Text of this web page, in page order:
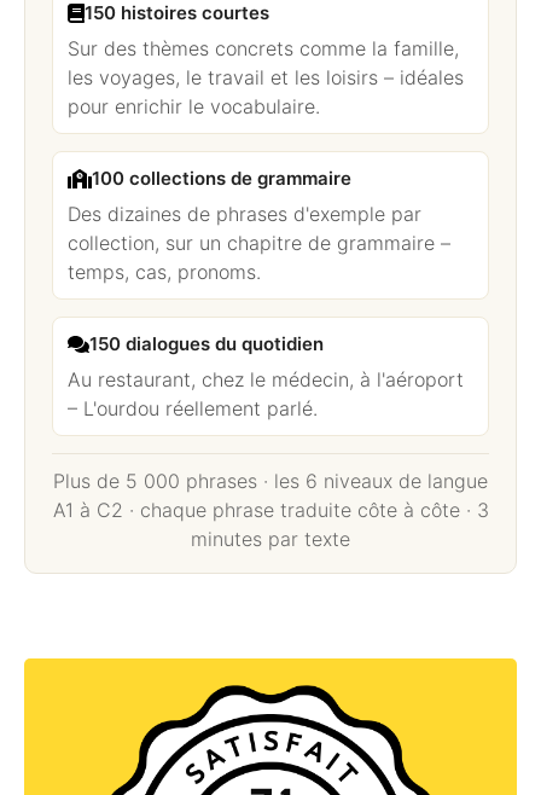
150 histoires courtes
Sur des thèmes concrets comme la famille,
les voyages, le travail et les loisirs – idéales
pour enrichir le vocabulaire.
100 collections de grammaire
Des dizaines de phrases d'exemple par
collection, sur un chapitre de grammaire –
temps, cas, pronoms.
150 dialogues du quotidien
Au restaurant, chez le médecin, à l'aéroport
– L'ourdou réellement parlé.
Plus de 5 000 phrases · les 6 niveaux de langue
A1 à C2 · chaque phrase traduite côte à côte · 3
minutes par texte